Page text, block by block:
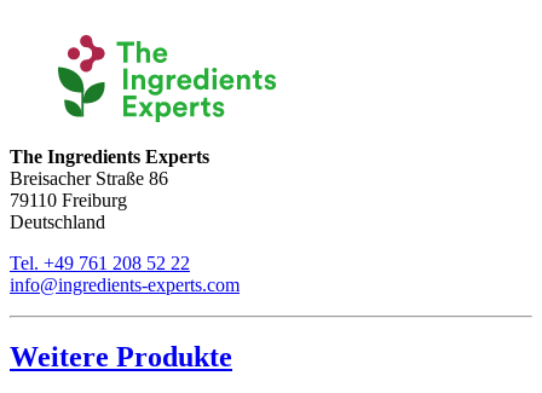
The Ingredients Experts
Breisacher Straße 86
79110 Freiburg
Deutschland
Tel. +49 761 208 52 22
info@ingredients-experts.com
Weitere Produkte